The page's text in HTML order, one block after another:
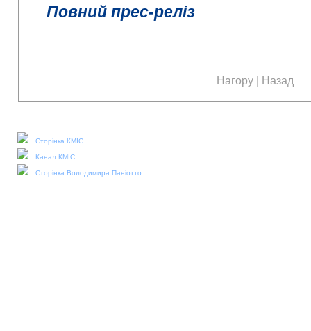
Повний прес-реліз
Нагору | Назад
Сторінка КМІС
Канал КМІС
Сторінка Володимира Паніотто